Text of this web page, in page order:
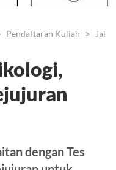
dengan Tes